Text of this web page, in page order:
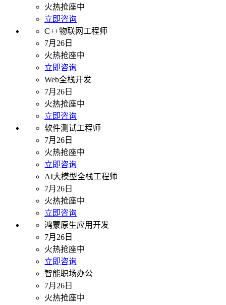
火热抢座中
立即咨询
C++物联网工程师
7月26日
火热抢座中
立即咨询
Web全栈开发
7月26日
火热抢座中
立即咨询
软件测试工程师
7月26日
火热抢座中
立即咨询
AI大模型全栈工程师
7月26日
火热抢座中
立即咨询
鸿蒙原生应用开发
7月26日
火热抢座中
立即咨询
智能职场办公
7月26日
火热抢座中